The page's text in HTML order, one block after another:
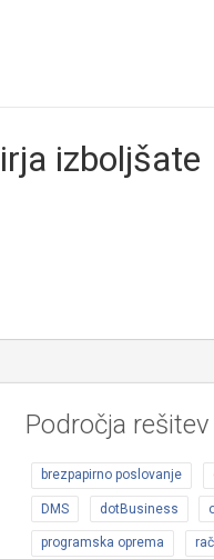
izboljšate
Področja rešitev
brezpapirno poslovanje
DMS dotBusiness
programska oprema